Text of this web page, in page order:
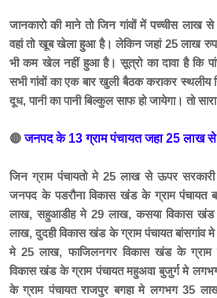
जानकारो की माने तो जिन गांवों में पच्चीस
वहां तो खूब खेला हुआ है। लेकिन जहां 25 लाख
भी कम खेल नहीं हुआ है। सूत्रो का दावा है कि
सभी गांवों का एक बार खुली बैठक कराकर स्थलीय
दूध, पानी का पानी बिल्कुल साफ हो जायेगा। तो
🔴जनपद के 13 ग्राम पंचायत जहा 25 लाख
जिन ग्राम पंचायतो मे 25 लाख से ऊपर
जनपद के पडरौना विकास खंड के ग्राम पंचायत
लाख, सहुआडीह मे 29 लाख, कसया विकास खंड
लाख, दुदही विकास खंड के ग्राम पंचायत बांसगांव
मे 25 लाख, फाजिलनगर विकास खंड के ग्राम
विकास खंड के ग्राम पंचायत महुअवा बुजुर्ग मे
के ग्राम पंचायत राजपुर बगहा मे लगभग 35